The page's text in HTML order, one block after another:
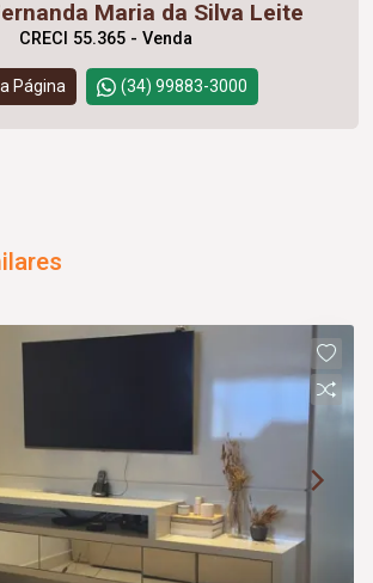
Maria da Silva Leite
CRECI 55.365 - Venda
Página (34) 99883-3000